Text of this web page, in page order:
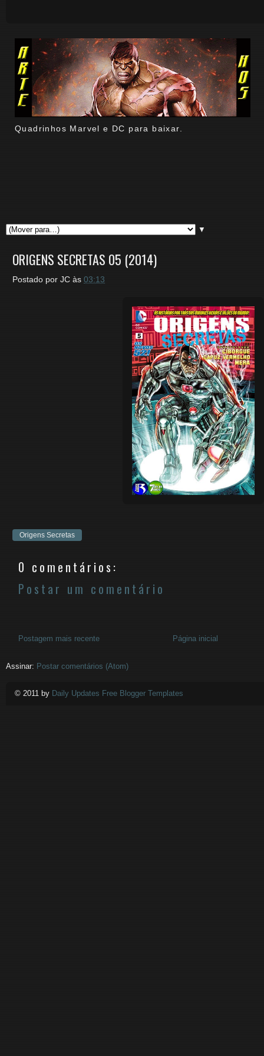
Quadrinhos Marvel e DC para baixar.
▼
ORIGENS SECRETAS 05 (2014)
Postado por JC às 03:13
Origens Secretas
0 comentários:
Postar um comentário
Postagem mais recente Página inicial
Assinar: Postar comentários (Atom)
© 2011 by Daily Updates Free Blogger Templates